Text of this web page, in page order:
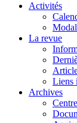
Activités
La revue
Liens
Archives